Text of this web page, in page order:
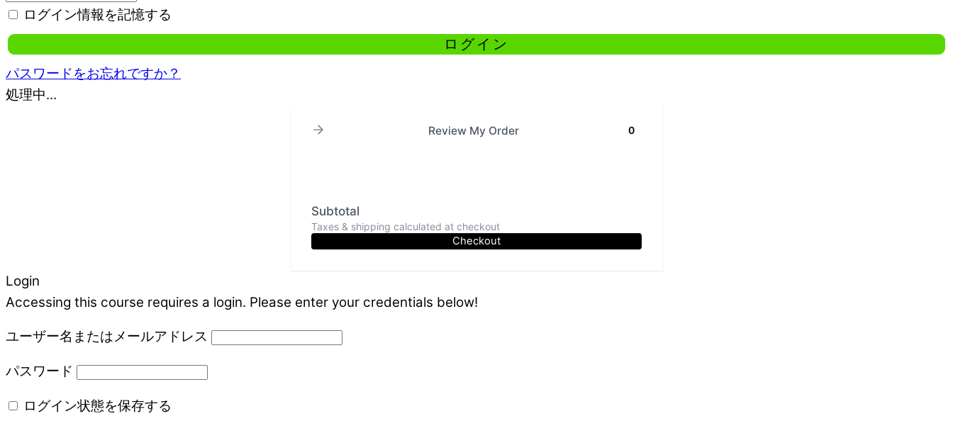
ログイン情報を記憶する
パスワードをお忘れですか？
処理中...
Review My Order 0
Subtotal
Taxes & shipping calculated at checkout
Checkout
Login
Accessing this course requires a login. Please enter your credentials below!
ユーザー名またはメールアドレス
パスワード
ログイン状態を保存する